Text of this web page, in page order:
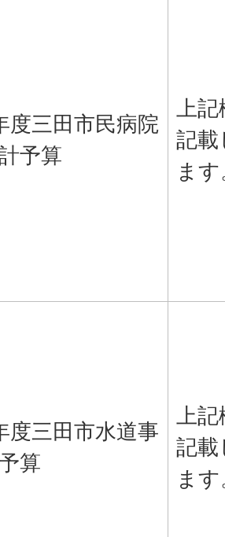
度三田市民病院
予算
上
記載
ま
度三田市水道事
算
上
記載
ま